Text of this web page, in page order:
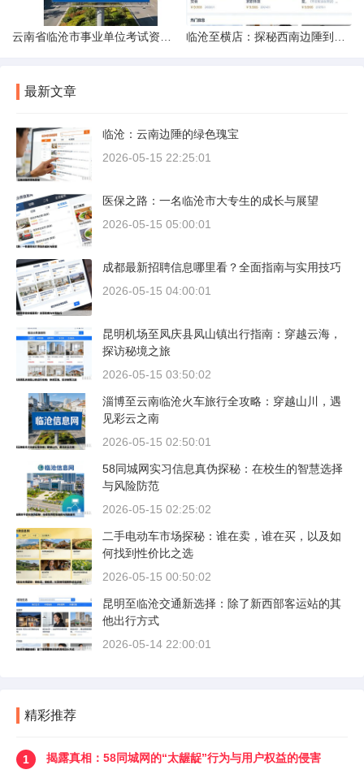
最新文章
临沧：云南边陲的绿色瑰宝
2026-05-15 22:25:01
医保之路：一名临沧市大专生的成长与展望
2026-05-15 05:00:01
成都最新招聘信息哪里看？全面指南与实用技巧
2026-05-15 04:00:01
昆明机场至凤庆县凤山镇出行指南：穿越云海，
探访秘境之旅
2026-05-15 03:50:02
淄博至云南临沧火车旅行全攻略：穿越山川，遇
见彩云之南
2026-05-15 02:50:01
58同城网实习信息真伪探秘：在校生的智慧选择
与风险防范
2026-05-15 02:25:02
二手电动车市场探秘：谁在卖，谁在买，以及如
何找到性价比之选
2026-05-15 00:50:02
昆明至临沧交通新选择：除了新西部客运站的其
他出行方式
2026-05-14 22:00:01
精彩推荐
1
揭露真相：58同城网的“太龌龊”行为与用户权益的侵害